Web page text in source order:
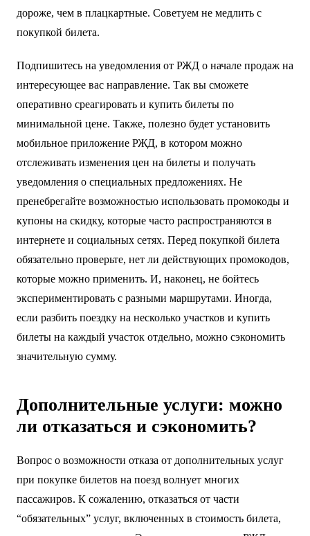
дороже, чем в плацкартные. Советуем не медлить с
покупкой билета.
Подпишитесь на уведомления от РЖД о начале продаж на
интересующее вас направление. Так вы сможете
оперативно среагировать и купить билеты по
минимальной цене. Также, полезно будет установить
мобильное приложение РЖД, в котором можно
отслеживать изменения цен на билеты и получать
уведомления о специальных предложениях. Не
пренебрегайте возможностью использовать промокоды и
купоны на скидку, которые часто распространяются в
интернете и социальных сетях. Перед покупкой билета
обязательно проверьте, нет ли действующих промокодов,
которые можно применить. И, наконец, не бойтесь
экспериментировать с разными маршрутами. Иногда,
если разбить поездку на несколько участков и купить
билеты на каждый участок отдельно, можно сэкономить
значительную сумму.
Дополнительные услуги: можно
ли отказаться и сэкономить?
Вопрос о возможности отказа от дополнительных услуг
при покупке билетов на поезд волнует многих
пассажиров. К сожалению, отказаться от части
“обязательных” услуг, включенных в стоимость билета,